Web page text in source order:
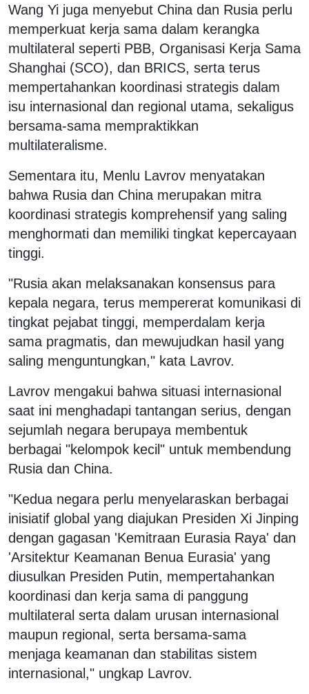
Wang Yi juga menyebut China dan Rusia perlu
memperkuat kerja sama dalam kerangka
multilateral seperti PBB, Organisasi Kerja Sama
Shanghai (SCO), dan BRICS, serta terus
mempertahankan koordinasi strategis dalam
isu internasional dan regional utama, sekaligus
bersama-sama mempraktikkan
multilateralisme.
Sementara itu, Menlu Lavrov menyatakan
bahwa Rusia dan China merupakan mitra
koordinasi strategis komprehensif yang saling
menghormati dan memiliki tingkat kepercayaan
tinggi.
"Rusia akan melaksanakan konsensus para
kepala negara, terus mempererat komunikasi di
tingkat pejabat tinggi, memperdalam kerja
sama pragmatis, dan mewujudkan hasil yang
saling menguntungkan," kata Lavrov.
Lavrov mengakui bahwa situasi internasional
saat ini menghadapi tantangan serius, dengan
sejumlah negara berupaya membentuk
berbagai "kelompok kecil" untuk membendung
Rusia dan China.
"Kedua negara perlu menyelaraskan berbagai
inisiatif global yang diajukan Presiden Xi Jinping
dengan gagasan 'Kemitraan Eurasia Raya' dan
'Arsitektur Keamanan Benua Eurasia' yang
diusulkan Presiden Putin, mempertahankan
koordinasi dan kerja sama di panggung
multilateral serta dalam urusan internasional
maupun regional, serta bersama-sama
menjaga keamanan dan stabilitas sistem
internasional," ungkap Lavrov.